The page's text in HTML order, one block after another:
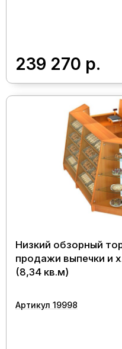
239 270 р.
Низкий обзорный
продажи выпечки и
(8,34 кв.м)
Артикул 19998